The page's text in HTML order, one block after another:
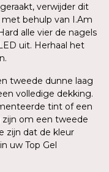
verwijder dit
behulp van I.Am
alle vier de nagels
uit. Herhaal het
tweede dunne laag
volledige dekking.
tint of een
om een tweede
zijn dat de kleur
uw Top Gel